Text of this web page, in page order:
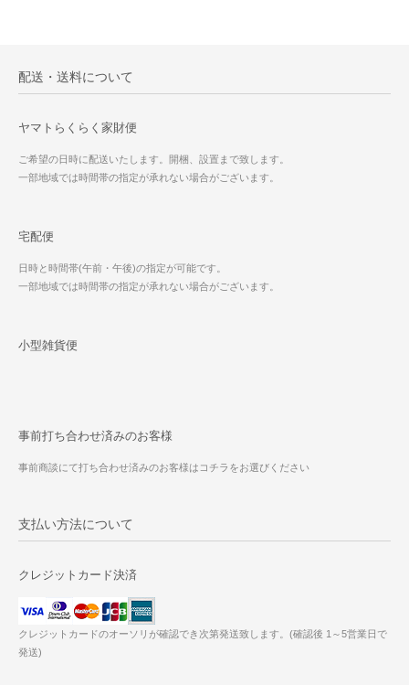
配送・送料について
ヤマトらくらく家財便
ご希望の日時に配送いたします。開梱、設置まで致します。
一部地域では時間帯の指定が承れない場合がございます。
宅配便
日時と時間帯(午前・午後)の指定が可能です。
一部地域では時間帯の指定が承れない場合がございます。
小型雑貨便
事前打ち合わせ済みのお客様
事前商談にて打ち合わせ済みのお客様はコチラをお選びください
支払い方法について
クレジットカード決済
クレジットカードのオーソリが確認でき次第発送致します。(確認後 1～5営業日で
発送)